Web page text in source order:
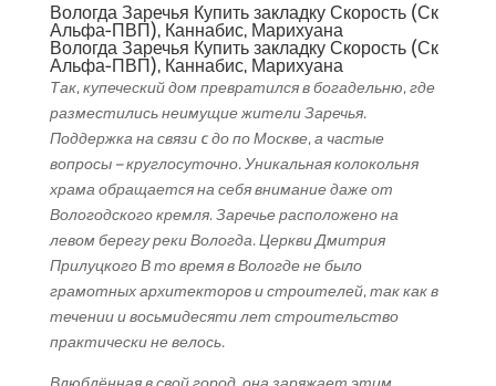
Вологда Заречья Купить закладку Скорость (Ск
Альфа-ПВП), Каннабис, Марихуана
Вологда Заречья Купить закладку Скорость (Ск
Альфа-ПВП), Каннабис, Марихуана
Так, купеческий дом превратился в богадельню, где
разместились неимущие жители Заречья.
Поддержка на связи c до по Москве, а частые
вопросы – круглосуточно. Уникальная колокольня
храма обращается на себя внимание даже от
Вологодского кремля. Заречье расположено на
левом берегу реки Вологда. Церкви Дмитрия
Прилуцкого В то время в Вологде не было
грамотных архитекторов и строителей, так как в
течении и восьмидесяти лет строительство
практически не велось.